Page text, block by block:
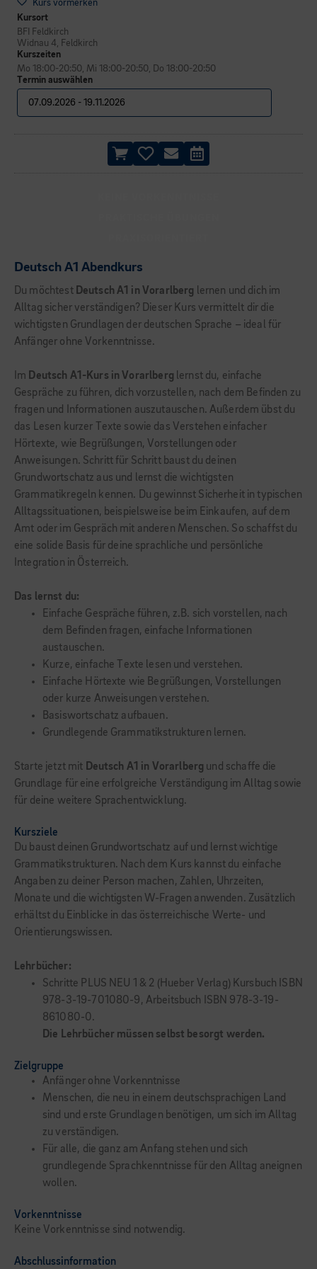
Kurs vormerken
Kursort
BFI Feldkirch
Widnau 4, Feldkirch
Termin auswählen
Kurszeiten
Mo 18:00-20:50, Mi 18:00-20:50, Do 18:00-20:50
Deutsch A1 Abendkurs
Du möchtest Deutsch A1 in Vorarlberg lernen und dich im
Alltag sicher verständigen? Dieser Kurs vermittelt dir die
wichtigsten Grundlagen der deutschen Sprache – ideal für
Anfänger ohne Vorkenntnisse.
Im Deutsch A1-Kurs in Vorarlberg lernst du, einfache
Gespräche zu führen, dich vorzustellen, nach dem Befinden zu
fragen und Informationen auszutauschen. Außerdem übst du
das Lesen kurzer Texte sowie das Verstehen einfacher
Hörtexte, wie Begrüßungen, Vorstellungen oder
Anweisungen. Schritt für Schritt baust du deinen
Grundwortschatz aus und lernst die wichtigsten
Grammatikregeln kennen. Du gewinnst Sicherheit in typischen
Alltagssituationen, beispielsweise beim Einkaufen, auf dem
Amt oder im Gespräch mit anderen Menschen. So schaffst du
eine solide Basis für deine sprachliche und persönliche
Integration in Österreich.
Das lernst du:
Einfache Gespräche führen, z.B. sich vorstellen, nach
dem Befinden fragen, einfache Informationen
austauschen.
Kurze, einfache Texte lesen und verstehen.
Einfache Hörtexte wie Begrüßungen, Vorstellungen
oder kurze Anweisungen verstehen.
Basiswortschatz aufbauen.
Grundlegende Grammatikstrukturen lernen.
Starte jetzt mit Deutsch A1 in Vorarlberg und schaffe die
Grundlage für eine erfolgreiche Verständigung im Alltag sowie
für deine weitere Sprachentwicklung.
Kursziele
Du baust deinen Grundwortschatz auf und lernst wichtige
Grammatikstrukturen. Nach dem Kurs kannst du einfache
Angaben zu deiner Person machen, Zahlen, Uhrzeiten,
Monate und die wichtigsten W-Fragen anwenden. Zusätzlich
erhältst du Einblicke in das österreichische Werte- und
Orientierungswissen.
Lehrbücher:
Schritte PLUS NEU 1 & 2 (Hueber Verlag) Kursbuch ISBN
978-3-19-701080-9, Arbeitsbuch ISBN 978-3-19-
861080-0.
Die Lehrbücher müssen selbst besorgt werden.
Zielgruppe
Anfänger ohne Vorkenntnisse
Menschen, die neu in einem deutschsprachigen Land
sind und erste Grundlagen benötigen, um sich im Alltag
zu verständigen.
Für alle, die ganz am Anfang stehen und sich
grundlegende Sprachkenntnisse für den Alltag aneignen
wollen.
Vorkenntnisse
Keine Vorkenntnisse sind notwendig.
Abschlussinformation